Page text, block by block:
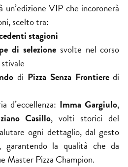
un’edizione VIP che incoronerà
scelto tra:
stagioni
di selezionesvolte nel corso
di Pizza Senza Frontieredi
d’eccellenza: Imma Gargiulo,
Casillo, volti storici del
ogni dettaglio, dal gesto
garantendo la qualità che da
Master Pizza Champion.